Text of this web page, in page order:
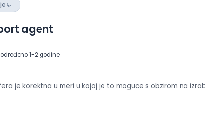
agent
1-2 godine
je korektna u meri u kojoj je to moguce s obzirom na